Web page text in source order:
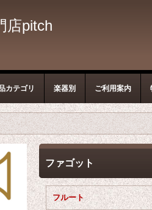
店pitch
カテゴリ 楽器別 ご利用案内
ファゴット
フルート